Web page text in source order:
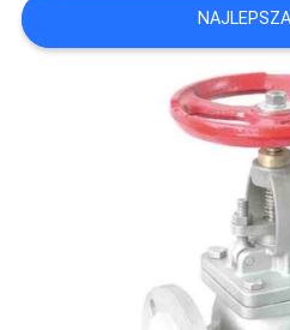
WYCENĘ